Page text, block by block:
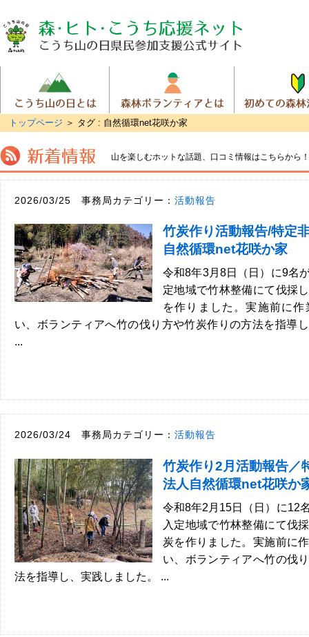
トップページ ＞ タグ : 自然循環net花咲か家
山を楽しむホットな話題、 口コミ情報はこちらから！
2026/03/25 事務局カテゴリー： 活動報告
竹炭作り活動報告/特定
自然循環net花咲か家
令和8年3月8日（日）に9名
定地域で竹林整備にて伐採
を作りました。実施前に
い、ボランティアへ竹の伐り方や竹炭作りの方法を指導
...
2026/03/24 事務局カテゴリー： 活動報告
竹炭作り2月活動報告／
法人自然循環net花咲か
令和8年2月15日（日）に12
入定地域で竹林整備にて伐
炭を作りました。実施前に
い、ボランティアへ竹の伐
法を指導し、実践しました。 ...